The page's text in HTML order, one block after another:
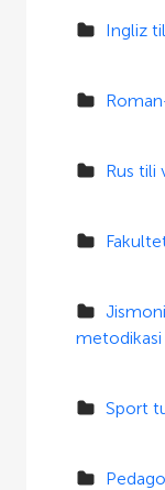
Ingliz
Rus tili
metodikasi
Sport